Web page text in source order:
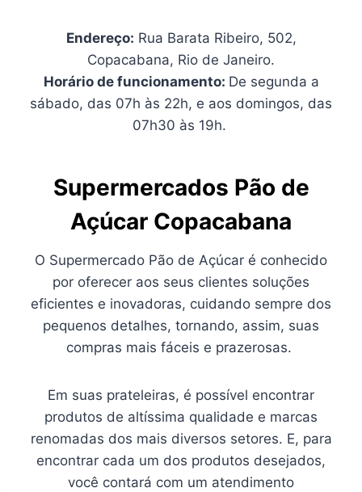
Endereço: Rua Barata Ribeiro, 502,
Copacabana, Rio de Janeiro.
Horário de funcionamento: De segunda a
sábado, das 07h às 22h, e aos domingos, das
07h30 às 19h.
Supermercados Pão de
Açúcar Copacabana
O Supermercado Pão de Açúcar é conhecido
por oferecer aos seus clientes soluções
eficientes e inovadoras, cuidando sempre dos
pequenos detalhes, tornando, assim, suas
compras mais fáceis e prazerosas.
Em suas prateleiras, é possível encontrar
produtos de altíssima qualidade e marcas
renomadas dos mais diversos setores. E, para
encontrar cada um dos produtos desejados,
você contará com um atendimento